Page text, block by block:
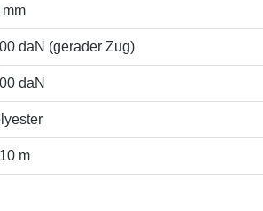
daN (gerader Zug)
daN
m